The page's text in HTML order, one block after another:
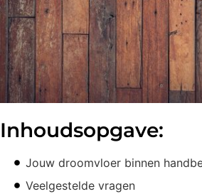
Inhoudsopgave:
Jouw droomvloer binnen
Veelgestelde vragen